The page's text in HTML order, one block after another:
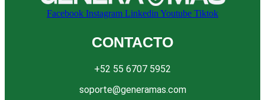
Facebook Instagram Linkedin Youtube Tiktok
CONTACTO
+52 55 6707 5952
soporte@generamas.com